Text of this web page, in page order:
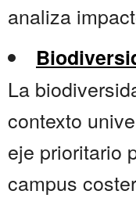
analiza
La
contexto
eje prioritario
campus